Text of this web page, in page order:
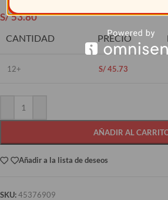
S/53.80
CANTIDAD PRECIO
12+ S/45.73
AÑADIR AL
Añadir a la lista de deseos
SKU:45376909